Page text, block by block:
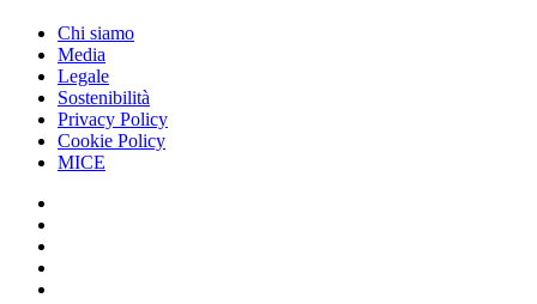
Chi siamo
Media
Legale
Sostenibilità
Privacy Policy
Cookie Policy
MICE